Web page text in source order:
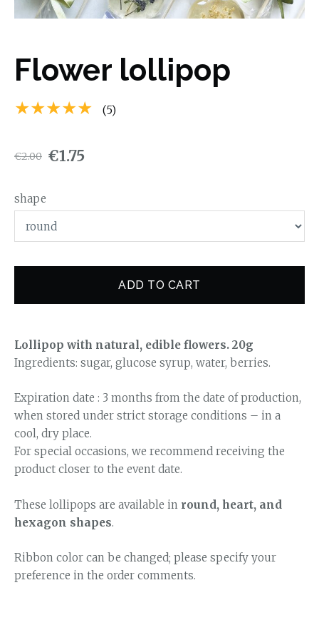
Flower lollipop
★★★★★ (5)
€2.00 €1.75
shape
ADD TO CART
Lollipop with natural, edible flowers. 20g
Ingredients: sugar, glucose syrup, water, berries.
Expiration date : 3 months from the date of production,
when stored under strict storage conditions – in a
cool, dry place.
For special occasions, we recommend receiving the
product closer to the event date.
These lollipops are available in round, heart, and
hexagon shapes.
Ribbon color can be changed; please specify your
preference in the order comments.